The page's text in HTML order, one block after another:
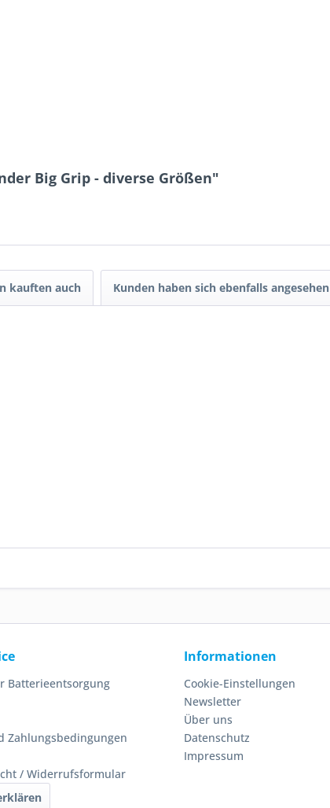
Big Grip - diverse Größen"
kauften auch Kunden haben sich ebenfalls angesehen
Batterieentsorgung
Zahlungsbedingungen
/ Widerrufsformular
Informationen
Cookie-Einstellungen
Newsletter
Über uns
Datenschutz
Impressum